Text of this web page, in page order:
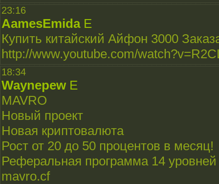
23:16
AamesEmida E
Купить китайский Айфон 3000
http://www.youtube.com/
18:34
Waynepew E
MAVRO
Новый проект
Новая криптовалюта
Рост от 20 до 50 процентов в месяц!
Реферальная программа 14 уровней
mavro.cf